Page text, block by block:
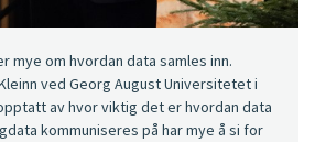
mye om hvordan data samles inn.
ved Georg August Universitetet i
av hvor viktig det er hvordan data
kommuniseres på har mye å si for